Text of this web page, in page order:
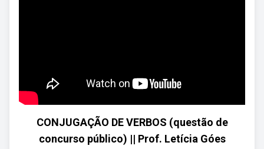
CONJUGAÇÃO DE VERBOS (questão de
concurso público) || Prof. Letícia Góes